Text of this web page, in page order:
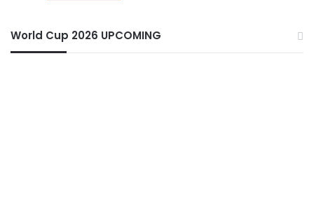
World Cup 2026 UPCOMING